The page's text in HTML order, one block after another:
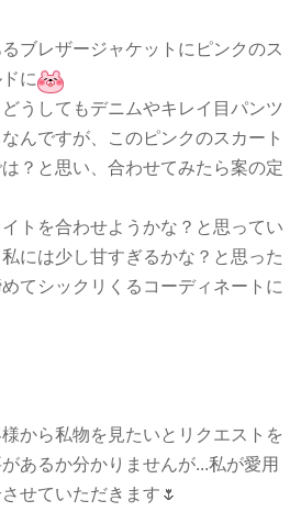
ブレザージャケットにピンクのス
に
うしてもデニムやキレイ目パンツ
んですが、このピンクのスカート
？と思い、合わせてみたら案の定
トを合わせようかな？と思ってい
には少し甘すぎるかな？と思った
てシックリくるコーディネートに
から私物を見たいとリクエストを
あるか分かりませんが...私が愛用
せていただきます🌷